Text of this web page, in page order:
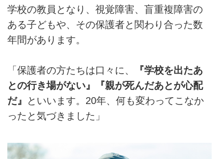
学校の教員となり、視覚障害、盲重複障害の
ある子どもや、その保護者と関わり合った数
年間があります。
「保護者の方たちは口々に、
『学校を出たあ
との行き場がない』『親が死んだあとが心配
だ』
といいます。20年、何も変わってこなか
ったと気づきました」